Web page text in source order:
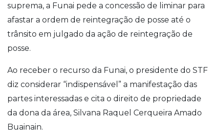
suprema, a Funai pede a concessão de liminar para
afastar a ordem de reintegração de posse até o
trânsito em julgado da ação de reintegração de
posse.
Ao receber o recurso da Funai, o presidente do STF
diz considerar “indispensável” a manifestação das
partes interessadas e cita o direito de propriedade
da dona da área, Silvana Raquel Cerqueira Amado
Buainain.